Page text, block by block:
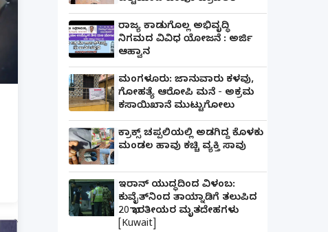
ರಾಜ್ಯ ಕಾಡುಗೊಲ್ಲ ಅಭಿವೃದ್ಧಿ
ನಿಗಮದ ವಿವಿಧ ಯೋಜನೆ : ಅರ್ಜಿ
ಆಹ್ವಾನ
ಮಂಗಳೂರು: ಜಾನುವಾರು ಕಳವು,
ಗೋಹತ್ಯೆ ಆರೋಪಿ ಮನೆ - ಅಕ್ರಮ
ಕಸಾಯಿಖಾನೆ ಮುಟ್ಟುಗೋಲು
ಕ್ರಾಕ್ಸ್ ಚಪ್ಪಲಿಯಲ್ಲಿ ಅಡಗಿದ್ದ ಕೊಳಕು
ಮಂಡಲ ಹಾವು ಕಚ್ಚಿ ವ್ಯಕ್ತಿ ಸಾವು
ಇರಾನ್ ಯುದ್ಧದಿಂದ ವಿಳಂಬ:
ಕುವೈತ್‌ನಿಂದ ತಾಯ್ನಾಡಿಗೆ ತಲುಪಿದ
20 ಭಾರತೀಯರ ಮೃತದೇಹಗಳು
[Kuwait]